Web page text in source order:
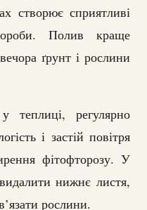
створює сприятливі
Полив краще
ґрунт і рослини
теплиці, регулярно
і застій повітря
фітофторозу. У
нижнє листя,
рослини.